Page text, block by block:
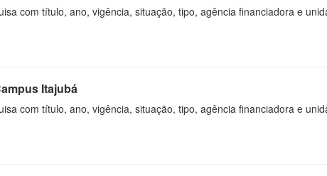
com título, ano, vigência, situação, tipo, agência financiadora e
Itajubá
com título, ano, vigência, situação, tipo, agência financiadora e